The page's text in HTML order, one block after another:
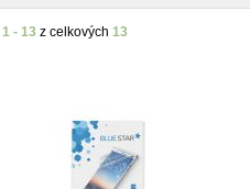
1 - 13 z celkových 13